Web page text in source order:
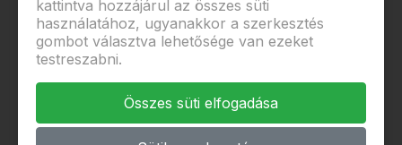
Biztonságos fizetés
kattintva hozzájárul az összes süti
használatához, ugyanakkor a szerkesztés
gombot választva lehetősége van ezeket
testreszabni.
Összes süti elfogadása